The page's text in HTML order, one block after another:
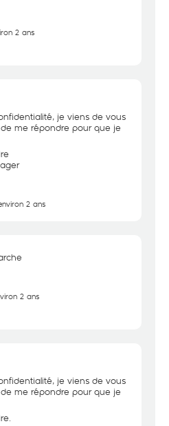
2 ans
je viens de vous
me répondre pour que je
2 ans
2 ans
je viens de vous
me répondre pour que je